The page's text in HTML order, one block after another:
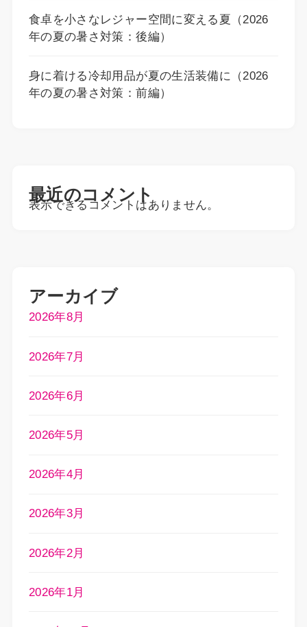
食卓を小さなレジャー空間に変える夏（2026
年の夏の暑さ対策：後編）
身に着ける冷却用品が夏の生活装備に（2026
年の夏の暑さ対策：前編）
最近のコメント
表示できるコメントはありません。
アーカイブ
2026年8月
2026年7月
2026年6月
2026年5月
2026年4月
2026年3月
2026年2月
2026年1月